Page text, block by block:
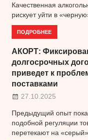
Качественная
рискует уйти в
ПОДРОБНЕЕ
АКОРТ:
долгосрочных
приведет к
поставками
27.10.2025
Предыдущий опыт
подобной регуляции
перетекают на